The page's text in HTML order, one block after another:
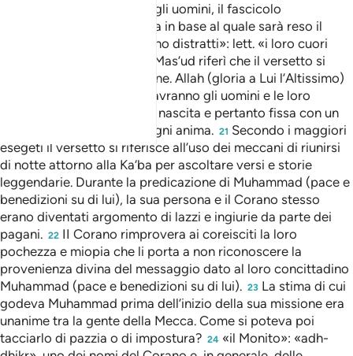
sono annotate le azioni degli uomini, il fascicolo
dell’istruttoria escatologica in base al quale sarà reso il
«i loro cuori sono distratti»: lett. «i loro cuori
Ibn Mas’ud riferì che il versetto si
riferisce alla predestinazione. Allah (gloria a Lui l’Altissimo)
ben conosce il futuro che avranno gli uomini e le loro
inclinazioni già prima della nascita e pertanto fissa con un
Suo decreto il destino di ogni anima. 21 Secondo i maggiori
esegeti il versetto si riferisce all’uso dei meccani di riunirsi
di notte attorno alla Ka‘ba per ascoltare versi e storie
leggendarie. Durante la predicazione di Muhammad (pace e
benedizioni su di lui), la sua persona e il Corano stesso
erano diventati argomento di lazzi e ingiurie da parte dei
pagani. 22 II Corano rimprovera ai coreisciti la loro
pochezza e miopia che li porta a non riconoscere la
provenienza divina del messaggio dato al loro concittadino
Muhammad (pace e benedizioni su di lui). 23 La stima di cui
godeva Muhammad prima dell’inizio della sua missione era
unanime tra la gente della Mecca. Come si poteva poi
tacciarlo di pazzia o di impostura? 24 «il Monito»: «adh-